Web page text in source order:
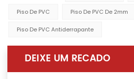
Piso De PVC Piso De PVC De 2mm
Piso De PVC Antiderrapante
DEIXE UM RECADO